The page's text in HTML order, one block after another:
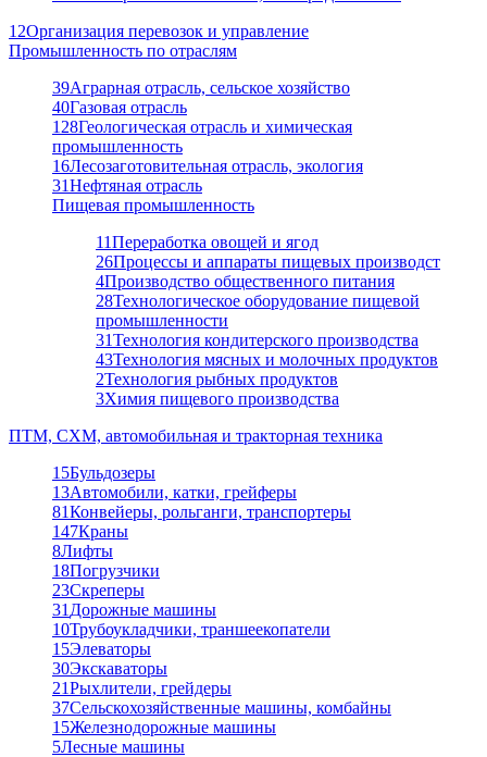
12Организация перевозок и управление
Промышленность по отраслям
39Аграрная отрасль, сельское хозяйство
40Газовая отрасль
128Геологическая отрасль и химическая
промышленность
16Лесозаготовительная отрасль, экология
31Нефтяная отрасль
Пищевая промышленность
11Переработка овощей и ягод
26Процессы и аппараты пищевых производст
4Производство общественного питания
28Технологическое оборудование пищевой
промышленности
31Технология кондитерского производства
43Технология мясных и молочных продуктов
2Технология рыбных продуктов
3Химия пищевого производства
ПТМ, СХМ, автомобильная и тракторная техника
15Бульдозеры
13Автомобили, катки, грейферы
81Конвейеры, рольганги, транспортеры
147Краны
8Лифты
18Погрузчики
23Скреперы
31 Дорожные машины
10Трубоукладчики, траншеекопатели
15Элеваторы
30Экскаваторы
21Рыхлители, грейдеры
37Сельскохозяйственные машины, комбайны
15Железнодорожные машины
5Лесные машины